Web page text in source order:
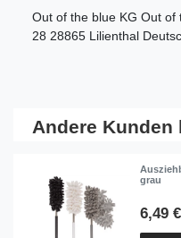
Out of the blue KG Out of
28 28865 Lilienthal
Andere Kunden
grau
6,49